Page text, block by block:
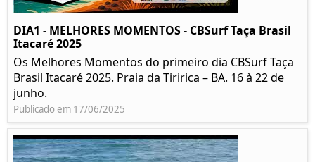
DIA1 - MELHORES MOMENTOS - CBSurf Taça Brasil
Itacaré 2025
Os Melhores Momentos do primeiro dia CBSurf Taça
Brasil Itacaré 2025. Praia da Tiririca – BA. 16 à 22 de
junho.
Publicado em 17/06/2025